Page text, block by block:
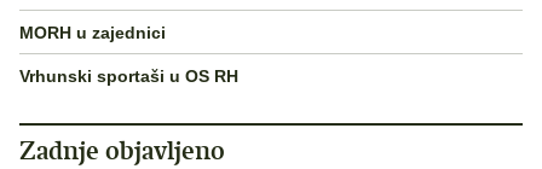
MORH u zajednici
Vrhunski sportaši u OS RH
Zadnje objavljeno